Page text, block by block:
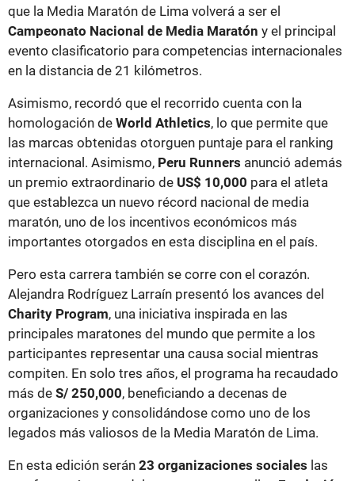
que la Media Maratón de Lima volverá a ser el
Campeonato Nacional de Media Maratón y el principal
evento clasificatorio para competencias internacionales
en la distancia de 21 kilómetros.
Asimismo, recordó que el recorrido cuenta con la
homologación de World Athletics, lo que permite que
las marcas obtenidas otorguen puntaje para el ranking
internacional. Asimismo, Peru Runners anunció además
un premio extraordinario de US$ 10,000 para el atleta
que establezca un nuevo récord nacional de media
maratón, uno de los incentivos económicos más
importantes otorgados en esta disciplina en el país.
Pero esta carrera también se corre con el corazón.
Alejandra Rodríguez Larraín presentó los avances del
Charity Program, una iniciativa inspirada en las
principales maratones del mundo que permite a los
participantes representar una causa social mientras
compiten. En solo tres años, el programa ha recaudado
más de S/ 250,000, beneficiando a decenas de
organizaciones y consolidándose como uno de los
legados más valiosos de la Media Maratón de Lima.
En esta edición serán 23 organizaciones sociales las